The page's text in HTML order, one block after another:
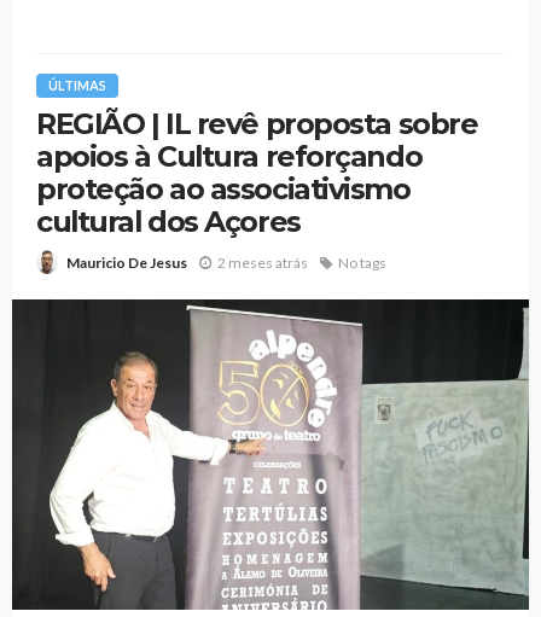
ÚLTIMAS
REGIÃO | IL revê proposta sobre
apoios à Cultura reforçando
proteção ao associativismo
cultural dos Açores
Mauricio De Jesus 2 meses atrás No tags